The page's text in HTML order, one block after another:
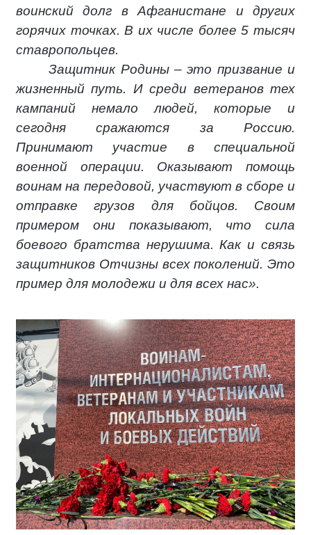
воинский долг в Афганистане и других
горячих точках. В их числе более 5 тысяч
ставропольцев.
Защитник Родины – это призвание и
жизненный путь. И среди ветеранов тех
кампаний немало людей, которые и
сегодня сражаются за Россию.
Принимают участие в специальной
военной операции. Оказывают помощь
воинам на передовой, участвуют в сборе и
отправке грузов для бойцов. Своим
примером они показывают, что сила
боевого братства нерушима. Как и связь
защитников Отчизны всех поколений. Это
пример для молодежи и для всех нас».